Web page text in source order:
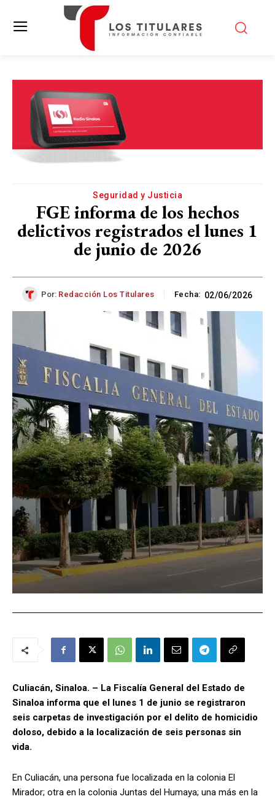
Seguridad y Justicia
FGE informa de los hechos
delictivos registrados el lunes 1
de junio de 2026
Por: Redacción Los Titulares Fecha: 02/06/2026
Culiacán, Sinaloa. – La Fiscalía General del Estado de
Sinaloa informa que el lunes 1 de junio se registraron
seis carpetas de investigación por el delito de homicidio
doloso, debido a la localización de seis personas sin
vida.
En Culiacán, una persona fue localizada en la colonia El
Mirador; otra en la colonia Juntas del Humaya; una más en la